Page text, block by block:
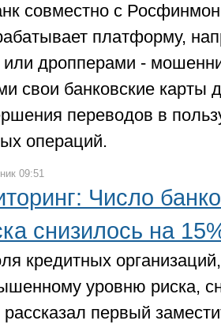
совместно с
платформу,
или дропперами -
свои банковские карты
переводов в
операций.
09:51
Число
снизилось на
кредитных
уровню риска,
рассказал первый